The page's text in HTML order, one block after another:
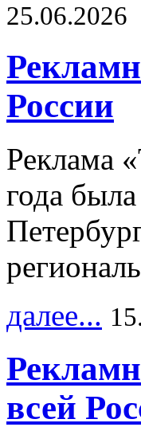
25.06.2026
России
Реклама
года
далее...
всей